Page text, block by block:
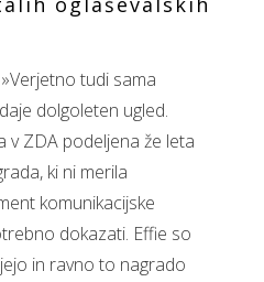
tudi sama
dolgoleten ugled.
v ZDA podeljena že leta
ki ni merila
komunikacijske
dokazati. Effie so
in ravno to nagrado